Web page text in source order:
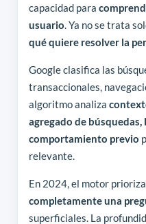
capacidad para
usuario. Ya no se trata
qué quiere resolver la
Google clasifica las
transaccionales,
algoritmo analiza
agregado de
comportamiento previo
relevante.
En 2024, el motor
completamente una
superficiales. La